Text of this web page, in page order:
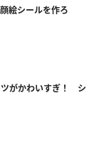
絵シールを作ろ
ツがかわいすぎ！ シ